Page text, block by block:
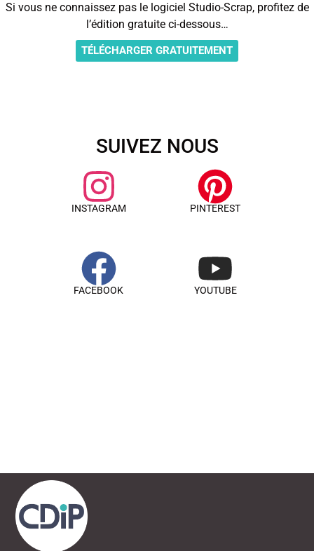
Si vous ne connaissez pas le logiciel Studio-Scrap, profitez de
l’édition gratuite ci-dessous…
TÉLÉCHARGER GRATUITEMENT
SUIVEZ NOUS
INSTAGRAM
FACEBOOK
PINTEREST
YOUTUBE